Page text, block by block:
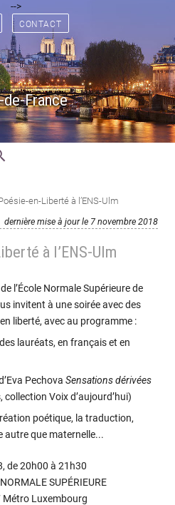
] [] [] [
-->
CONTACT
France
en-Liberté à l’ENS-Ulm
dernière mise à jour le 7 novembre 2018
à l’ENS-Ulm
l’École Normale Supérieure de
invitent à une soirée avec des
liberté, avec au programme :
lauréats, en français et en
Pechova Sensations dérivées
collection Voix d’aujourd’hui)
poétique, la traduction,
autre que maternelle...
de 20h00 à 21h30
SUPÉRIEURE
Métro Luxembourg